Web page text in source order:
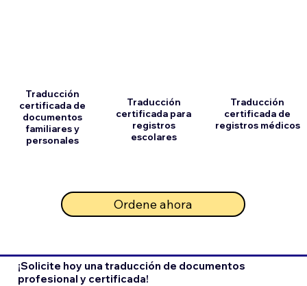
Traducción
certificada de
documentos
familiares y
personales
Traducción
certificada para
registros
escolares
Ordene ahora
Traducción
certificada de
registros médicos
¡Solicite hoy una traducción de documentos
profesional y certificada!